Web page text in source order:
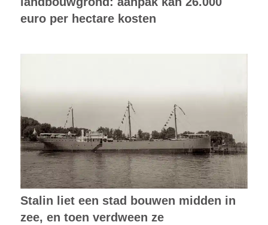
euro per hectare kosten
Stalin liet een stad bouwen midden in
zee, en toen verdween ze